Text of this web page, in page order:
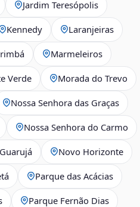
Jardim Teresópolis
Kennedy Laranjeiras
Marmeleiros
Verde Morada do Trevo
Nossa Senhora das Graças
Nossa Senhora do Carmo
Novo Horizonte
Parque das Acácias
Parque Fernão Dias